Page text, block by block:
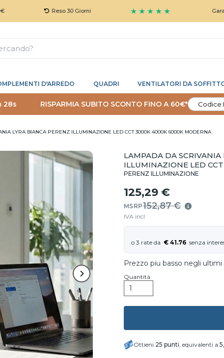
Reso 30 Giorni ★ ★ ★ ★ ★ Garanzia 5
D'ARREDO QUADRI VENTILATORI DA
27s RISPARMIA SUBITO SCONTO FINO A 60€* Codice:
LYRA BIANCA PERENZ ILLUMINAZIONE LED CCT 3000K 4000K 6000K MODERNA
LAMPADA DA SCRIVANIA
ILLUMINAZIONE LED
PERENZ ILLUMINAZIONE
125,29 €
MSRP152,87 €
IVA incl.
€ 41.76
Prezzo piu basso negli ultimi
Quantità
Ottieni 25 punti, equivalenti a